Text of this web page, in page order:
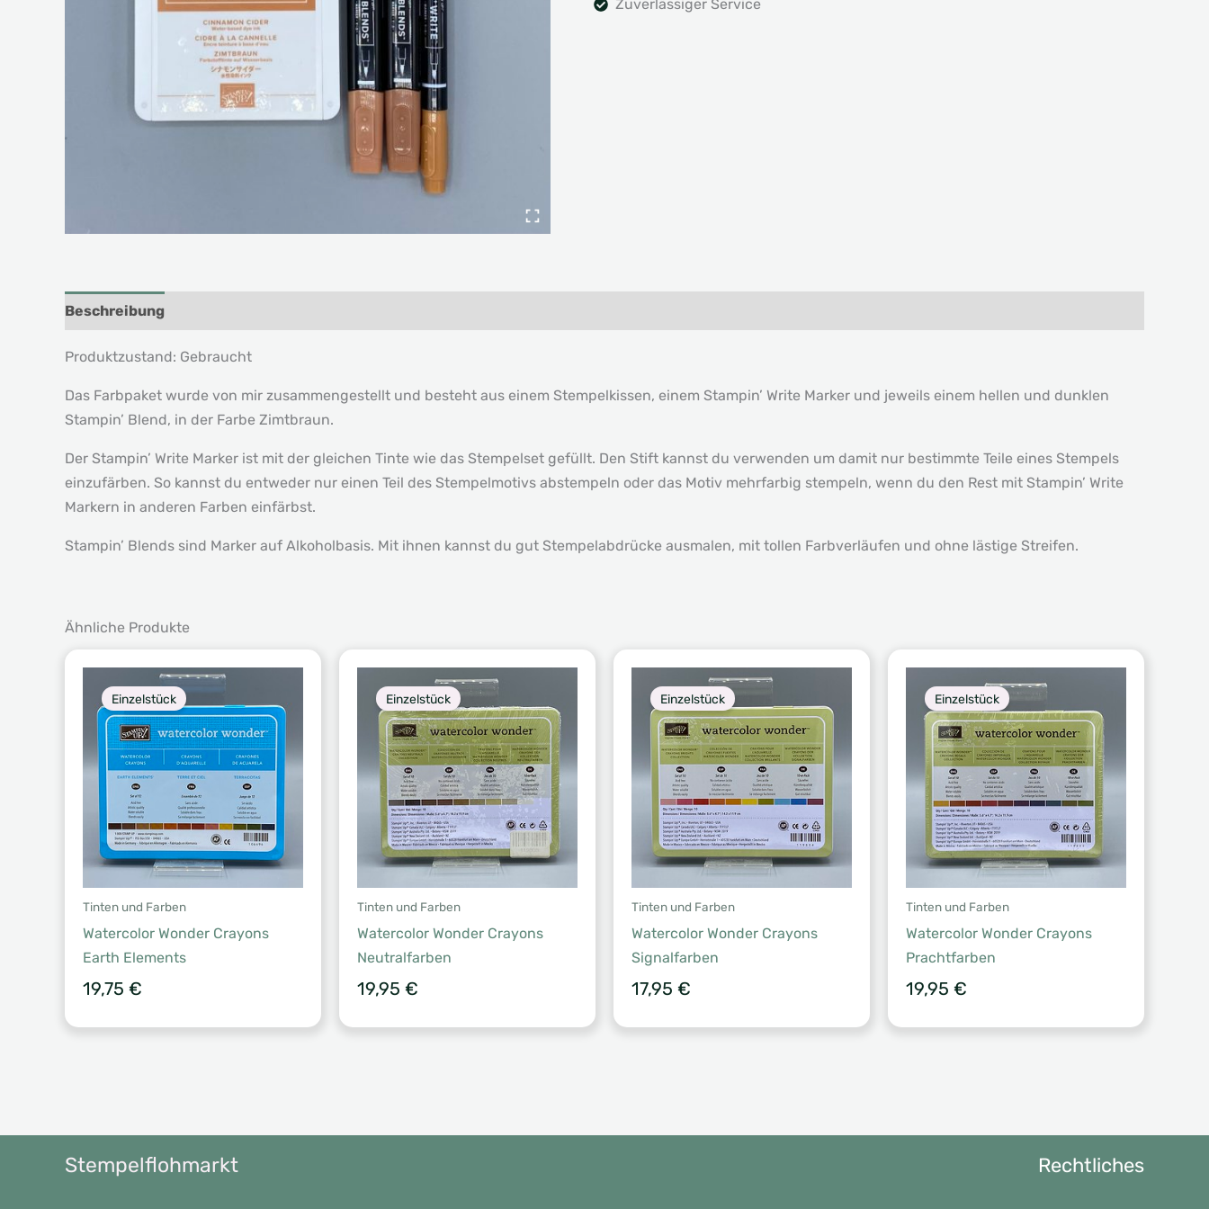
Zuverlässiger Service
Beschreibung
Produktzustand: Gebraucht
Das Farbpaket wurde von mir zusammengestellt und besteht aus einem Stempelkissen, einem Stampin’ Write Marker und jeweils einem hellen und dunklen
Stampin’ Blend, in der Farbe Zimtbraun.
Der Stampin’ Write Marker ist mit der gleichen Tinte wie das Stempelset gefüllt. Den Stift kannst du verwenden um damit nur bestimmte Teile eines Stempels
einzufärben. So kannst du entweder nur einen Teil des Stempelmotivs abstempeln oder das Motiv mehrfarbig stempeln, wenn du den Rest mit Stampin’ Write
Markern in anderen Farben einfärbst.
Stampin’ Blends sind Marker auf Alkoholbasis. Mit ihnen kannst du gut Stempelabdrücke ausmalen, mit tollen Farbverläufen und ohne lästige Streifen.
Ähnliche Produkte
Einzelstück
Tinten und Farben
Watercolor Wonder Crayons
Earth Elements
19,75 €
Einzelstück
Tinten und Farben
Watercolor Wonder Crayons
Neutralfarben
19,95 €
Einzelstück
Tinten und Farben
Watercolor Wonder Crayons
Signalfarben
17,95 €
Einzelstück
Tinten und Farben
Watercolor Wonder Crayons
Prachtfarben
19,95 €
Stempelflohmarkt Rechtliches